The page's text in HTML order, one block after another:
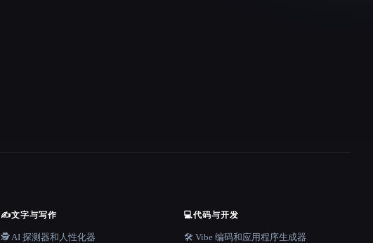
✍️文字与写作
🕵️ AI 探测器和人性化器
💻代码与开发
🛠️ Vibe 编码和应用程序生成器